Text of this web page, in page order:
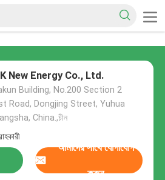
New Energy Co., Ltd.
Building, No.200 Section 2
Road, Dongjing Street, Yuhua
China.,চীন
আমাদের সাথে যোগাযোগ
করুন